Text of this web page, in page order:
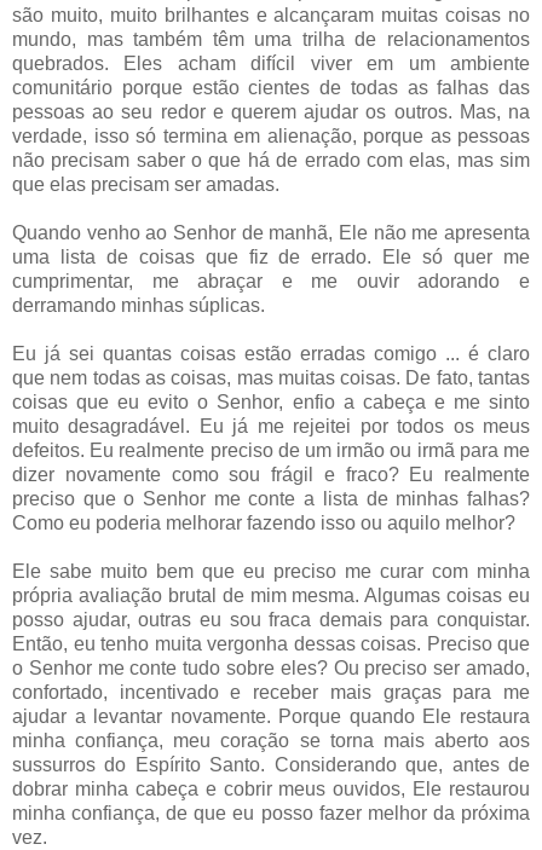
são muito, muito brilhantes e alcançaram muitas coisas no
mundo, mas também têm uma trilha de relacionamentos
quebrados. Eles acham difícil viver em um ambiente
comunitário porque estão cientes de todas as falhas das
pessoas ao seu redor e querem ajudar os outros. Mas, na
verdade, isso só termina em alienação, porque as pessoas
não precisam saber o que há de errado com elas, mas sim
que elas precisam ser amadas.
Quando venho ao Senhor de manhã, Ele não me apresenta
uma lista de coisas que fiz de errado. Ele só quer me
cumprimentar, me abraçar e me ouvir adorando e
derramando minhas súplicas.
Eu já sei quantas coisas estão erradas comigo ... é claro
que nem todas as coisas, mas muitas coisas. De fato, tantas
coisas que eu evito o Senhor, enfio a cabeça e me sinto
muito desagradável. Eu já me rejeitei por todos os meus
defeitos. Eu realmente preciso de um irmão ou irmã para me
dizer novamente como sou frágil e fraco? Eu realmente
preciso que o Senhor me conte a lista de minhas falhas?
Como eu poderia melhorar fazendo isso ou aquilo melhor?
Ele sabe muito bem que eu preciso me curar com minha
própria avaliação brutal de mim mesma. Algumas coisas eu
posso ajudar, outras eu sou fraca demais para conquistar.
Então, eu tenho muita vergonha dessas coisas. Preciso que
o Senhor me conte tudo sobre eles? Ou preciso ser amado,
confortado, incentivado e receber mais graças para me
ajudar a levantar novamente. Porque quando Ele restaura
minha confiança, meu coração se torna mais aberto aos
sussurros do Espírito Santo. Considerando que, antes de
dobrar minha cabeça e cobrir meus ouvidos, Ele restaurou
minha confiança, de que eu posso fazer melhor da próxima
vez.